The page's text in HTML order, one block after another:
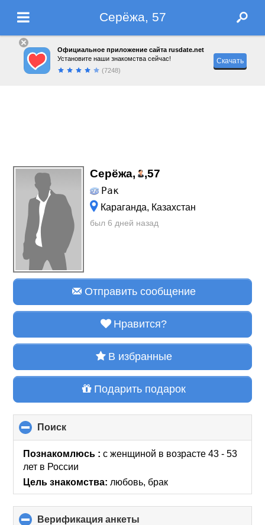
Серёжа, 57
Официальное приложение сайта rusdate.net
Установите наши знакомства сейчас!
(7248)
Скачать
Серёжа, ,57
Рак
Караганда, Казахстан
был 6 дней назад
Отправить сообщение
Нравится?
В избранные
Подарить подарок
Поиск
to
collapse
contents
Познакомлюсь :с женщиной в возрасте 43 - 53
лет в России
Цель знакомства: любовь, брак
Верификация анкеты